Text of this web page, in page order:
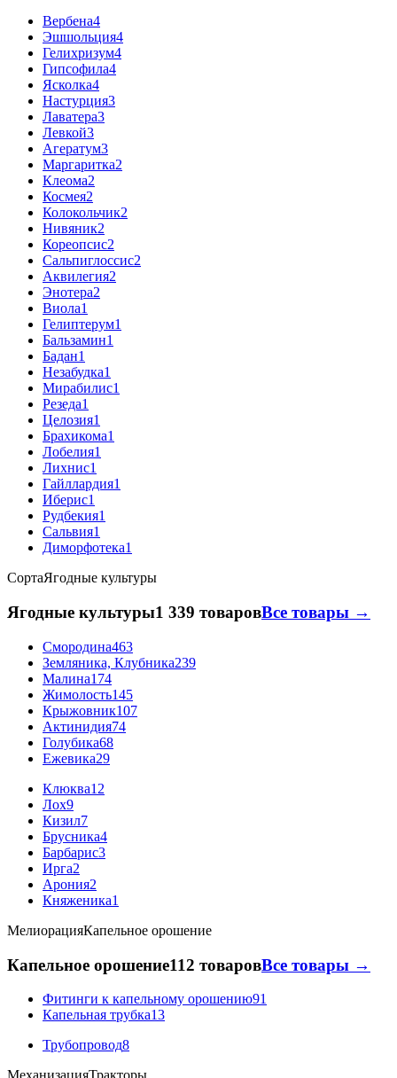
Вербена4
Эшшольция4
Гелихризум4
Гипсофила4
Ясколка4
Настурция3
Лаватера3
Левкой3
Агератум3
Маргаритка2
Клеома2
Космея2
Колокольчик2
Нивяник2
Кореопсис2
Сальпиглоссис2
Аквилегия2
Энотера2
Виола1
Гелиптерум1
Бальзамин1
Бадан1
Незабудка1
Мирабилис1
Резеда1
Целозия1
Брахикома1
Лобелия1
Лихнис1
Гайллардия1
Иберис1
Рудбекия1
Сальвия1
Диморфотека1
СортаЯгодные культуры
Ягодные культуры1 339 товаровВсе товары →
Смородина463
Земляника, Клубника239
Малина174
Жимолость145
Крыжовник107
Актинидия74
Голубика68
Ежевика29
Клюква12
Лох9
Кизил7
Брусника4
Барбарис3
Ирга2
Арония2
Княженика1
МелиорацияКапельное орошение
Капельное орошение112 товаровВсе товары →
Фитинги к капельному орошению91
Капельная трубка13
Трубопровод8